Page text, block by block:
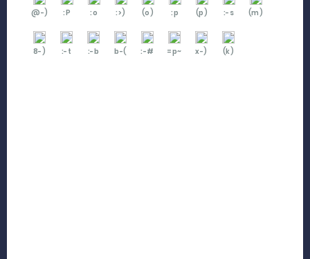
@-) :P :o :>) (o) :p (p) :-s (m)
8-) :-t :-b b-( :-# =p~ x-) (k)